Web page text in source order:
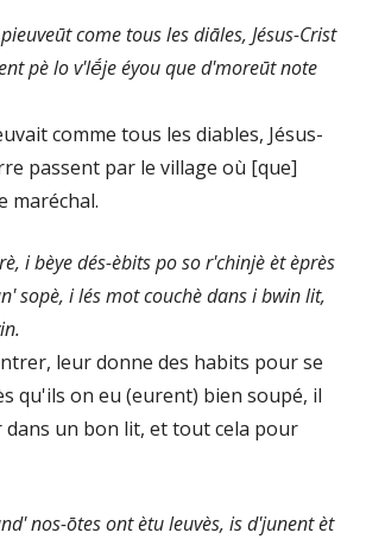
come tous les diāles, Jésus-Crist
pè lo v'lḗje éyou que d'moreūt note
comme tous les diables, Jésus-
passent par le village où [que]
maréchal.
i bèye dés-èbits po so r'chinjè èt èprès
sopè, i lés mot couchè dans i bwin lit,
leur donne des habits pour se
qu'ils on eu (eurent) bien soupé, il
dans un bon lit, et tout cela pour
nos-ōtes ont ètu leuvès, is d'junent èt